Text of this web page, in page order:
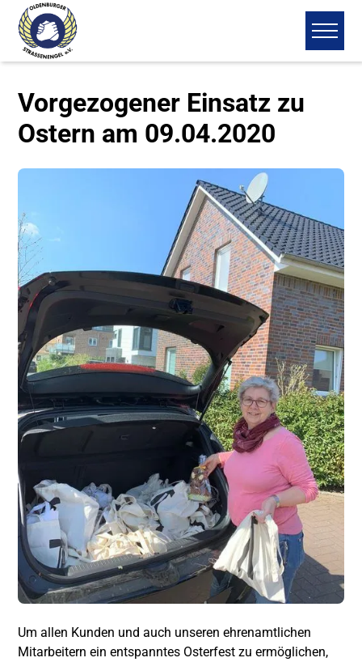
Vorgezogener Einsatz zu
Ostern am 09.04.2020
Um allen Kunden und auch unseren ehrenamtlichen
Mitarbeitern ein entspanntes Osterfest zu ermöglichen,